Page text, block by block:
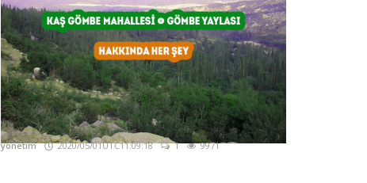
Kaş Gömbe Mahallesi - Gömbe Yaylası -
Hakkında Her şey
yonetim 2020/05/01UTC11:09:18 1 9971